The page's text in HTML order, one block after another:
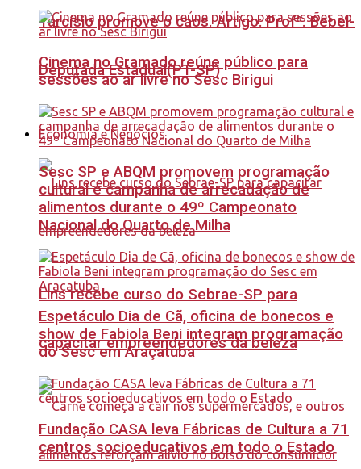
Tarcísio promove o caos. Artigo: Profª. Bebel-
Deputada Estadual(PT-SP)
Economia e Negócios
Lins recebe curso do Sebrae-SP para
capacitar empreendedores da beleza
Cinema no Gramado reúne público para
sessões ao ar livre no Sesc Birigui
Sesc SP e ABQM promovem programação
cultural e campanha de arrecadação de
alimentos durante o 49º Campeonato
Nacional do Quarto de Milha
Espetáculo Dia de Cã, oficina de bonecos e
show de Fabiola Beni integram programação
do Sesc em Araçatuba
Fundação CASA leva Fábricas de Cultura a 71
centros socioeducativos em todo o Estado